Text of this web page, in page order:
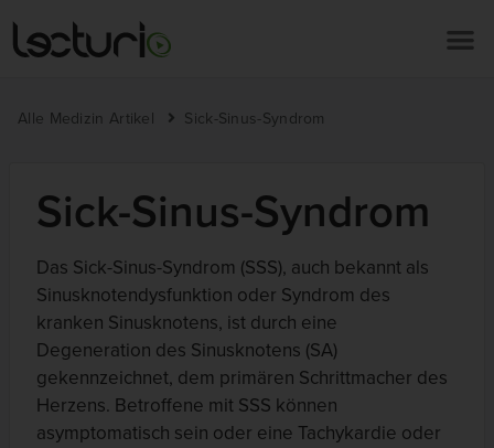
Alle Medizin Artikel Sick-Sinus-Syndrom
Sick-Sinus-Syndrom
Das Sick-Sinus-Syndrom (SSS), auch bekannt als
Sinusknotendysfunktion oder Syndrom des
kranken Sinusknotens, ist durch eine
Degeneration des Sinusknotens (SA)
gekennzeichnet, dem primären Schrittmacher des
Herzens. Betroffene mit SSS können
asymptomatisch sein oder eine Tachykardie oder